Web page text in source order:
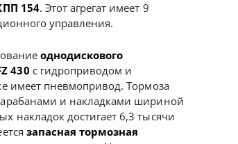
154. Этот агрегат имеет 9
управления.
однодискового
430 с гидроприводом и
имеет пневмопривод. Тормоза
и накладками шириной
накладок достигает 6,3 тысячи
запасная тормозная